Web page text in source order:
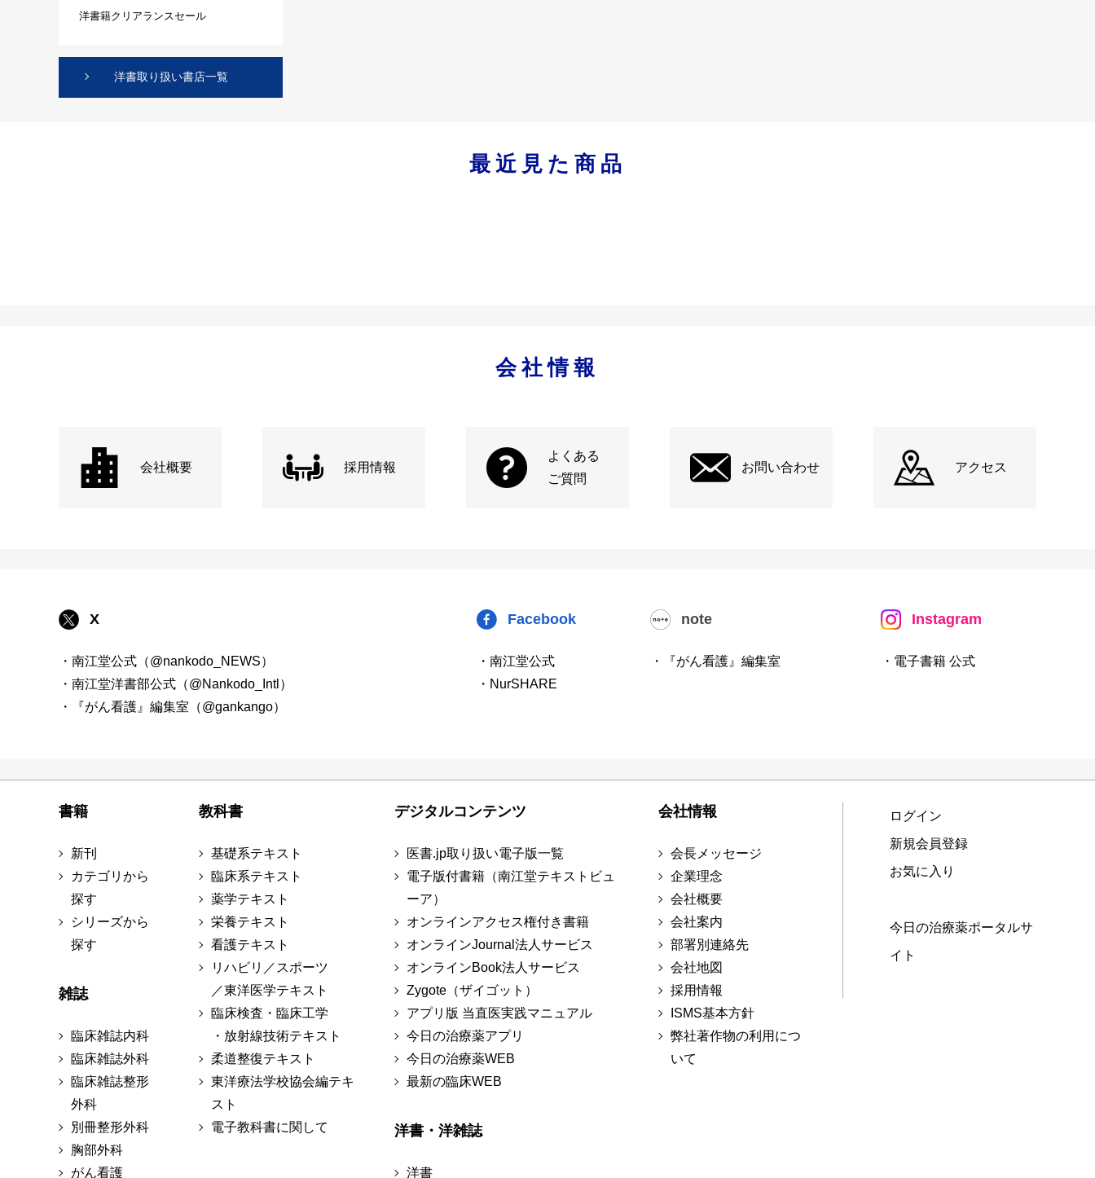
洋書籍クリアランスセール
洋書取り扱い書店一覧
最近見た商品
会社情報
会社概要 採用情報
よくある
ご質問
お問い合わせ アクセス
X
・南江堂公式（@nankodo_NEWS）
・南江堂洋書部公式（@Nankodo_Intl）
・『がん看護』編集室（@gankango）
Facebook
・南江堂公式
・NurSHARE
note
・『がん看護』編集室
Instagram
・電子書籍 公式
書籍
新刊
カテゴリから
探す
シリーズから
探す
雑誌
臨床雑誌内科
臨床雑誌外科
臨床雑誌整形
外科
別冊整形外科
胸部外科
がん看護
教科書
基礎系テキスト
臨床系テキスト
薬学テキスト
栄養テキスト
看護テキスト
リハビリ／スポーツ
／東洋医学テキスト
臨床検査・臨床工学
・放射線技術テキスト
柔道整復テキスト
東洋療法学校協会編テキ
スト
電子教科書に関して
デジタルコンテンツ
医書.jp取り扱い電子版一覧
電子版付書籍（南江堂テキストビュ
ーア）
オンラインアクセス権付き書籍
オンラインJournal法人サービス
オンラインBook法人サービス
Zygote（ザイゴット）
アプリ版 当直医実践マニュアル
今日の治療薬アプリ
今日の治療薬WEB
最新の臨床WEB
洋書・洋雑誌
洋書
会社情報
会長メッセージ
企業理念
会社概要
会社案内
部署別連絡先
会社地図
採用情報
ISMS基本方針
弊社著作物の利用につ
いて
ログイン
新規会員登録
お気に入り
今日の治療薬ポータルサ
イト